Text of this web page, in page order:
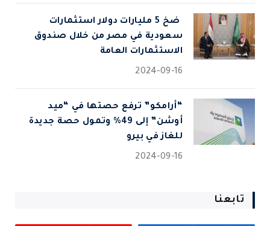
⁠ ضخ 5 مليارات دولار استثمارات
سعودية في مصر من خلال صندوق
الاستثمارات العامة
2024-09-16
“أرامكو” ترفع حصتها في “ميد
أوشن” إلى 49% وتمول حصة جديدة
للغاز في بيرو
2024-09-16
تابعنا